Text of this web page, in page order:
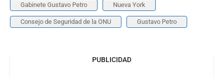
Gabinete Gustavo Petro Nueva York
Consejo de Seguridad de la ONU Gustavo Petro
PUBLICIDAD